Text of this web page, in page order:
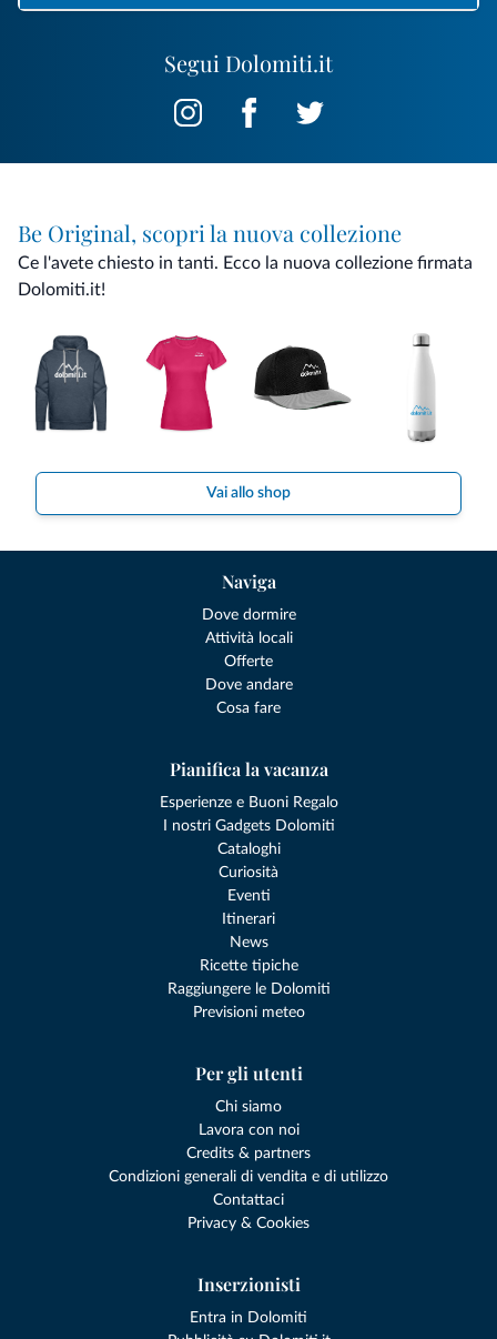
Segui Dolomiti.it
Be Original, scopri la nuova collezione
Ce l'avete chiesto in tanti. Ecco la nuova collezione firmata
Dolomiti.it!
Vai allo shop
Naviga
Dove dormire
Attività locali
Offerte
Dove andare
Cosa fare
Pianifica la vacanza
Esperienze e Buoni Regalo
I nostri Gadgets Dolomiti
Cataloghi
Curiosità
Eventi
Itinerari
News
Ricette tipiche
Raggiungere le Dolomiti
Previsioni meteo
Per gli utenti
Chi siamo
Lavora con noi
Credits & partners
Condizioni generali di vendita e di utilizzo
Contattaci
Privacy & Cookies
Inserzionisti
Entra in Dolomiti